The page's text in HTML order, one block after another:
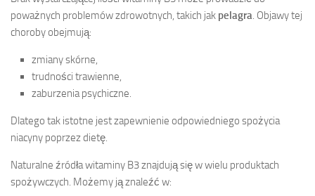
poważnych problemów zdrowotnych, takich jak pelagra. Objawy tej
choroby obejmują:
zmiany skórne,
trudności trawienne,
zaburzenia psychiczne.
Dlatego tak istotne jest zapewnienie odpowiedniego spożycia
niacyny poprzez dietę.
Naturalne źródła witaminy B3 znajdują się w wielu produktach
spożywczych. Możemy ją znaleźć w: